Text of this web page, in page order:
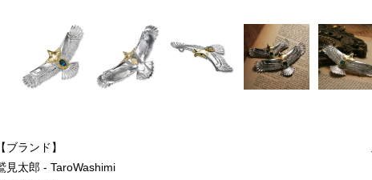
【ブランド】
見太郎 - TaroWashimi